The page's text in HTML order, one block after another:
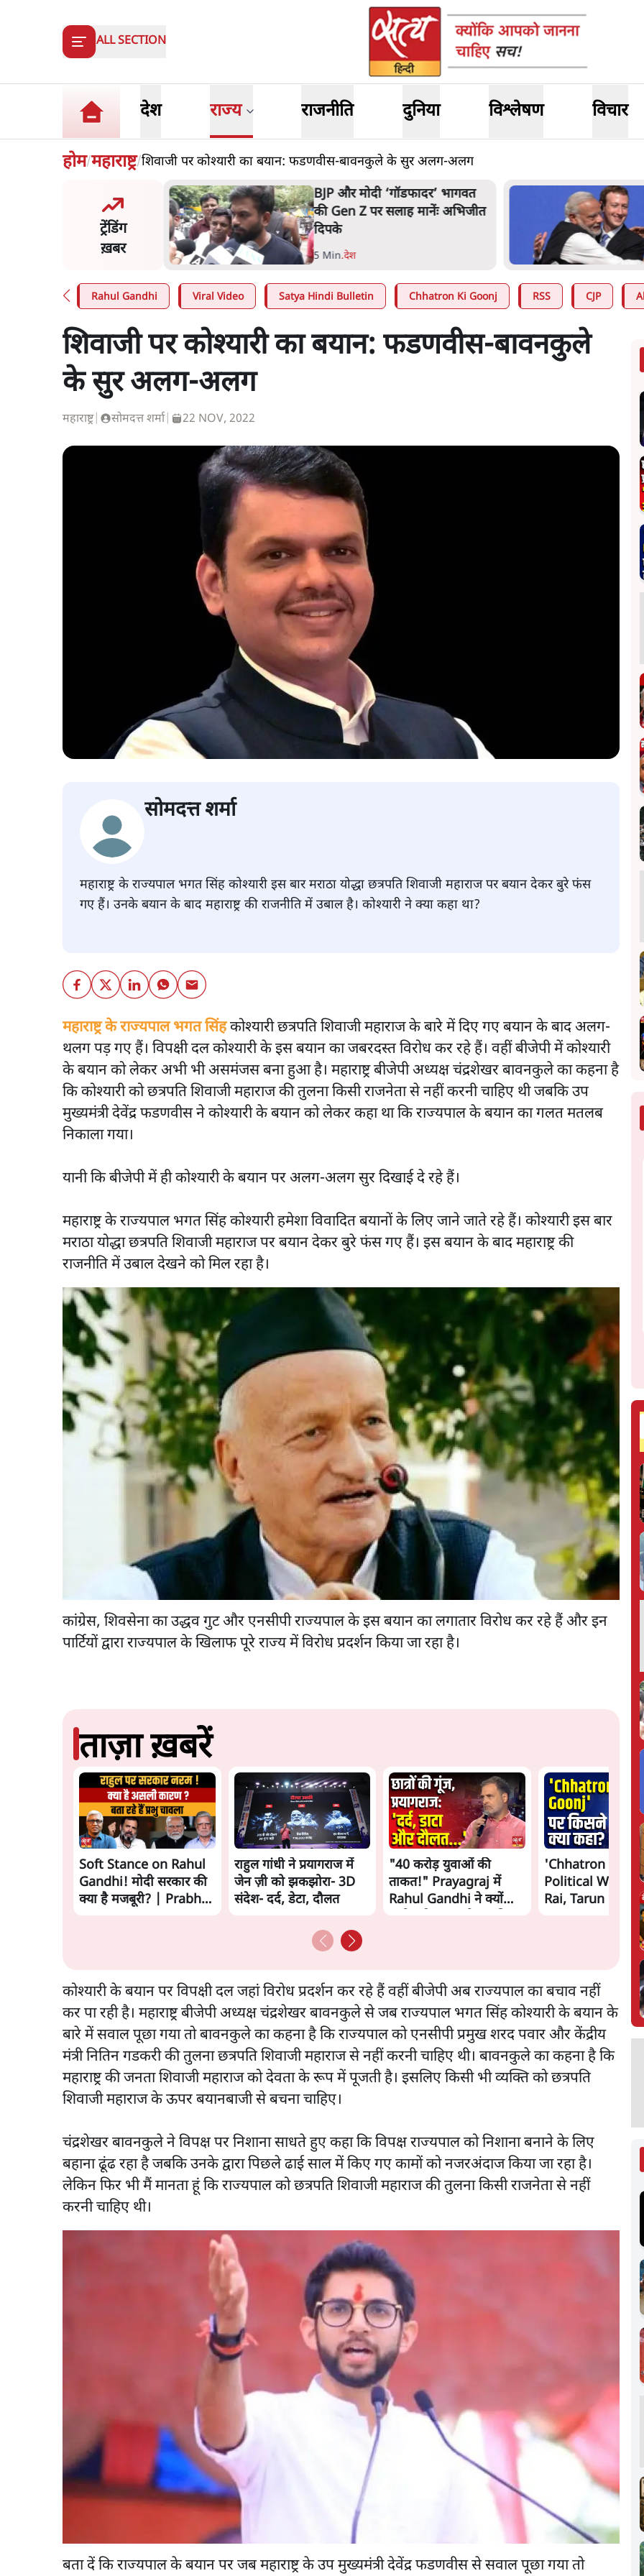
ALL SECTION
देश राज्य राजनीति दुनिया विश्लेषण विचार
होम/महाराष्ट्र/शिवाजी पर कोश्यारी का बयान: फडणवीस-बावनकुले के सुर अलग-अलग
ट्रेंडिंग
ख़बर
मोदी ‘गॉडफादर’ भागवत
Z पर सलाह मानेंः अभिजीत
मार्क ज़करबर्ग का माफीनामाः ये बहुत
अंदर की बात है
9 Min.विश्लेषण
Rahul Gandhi Viral Video Satya Hindi Bulletin Chhatron Ki Goonj RSS CJP
शिवाजी पर कोश्यारी का बयान: फडणवीस-बावनकुले
के सुर अलग-अलग
महाराष्ट्र| सोमदत्त शर्मा| 22 NOV, 2022
सोमदत्त शर्मा
महाराष्ट्र के राज्यपाल भगत सिंह कोश्यारी इस बार मराठा योद्धा छत्रपति शिवाजी महाराज पर बयान देकर बुरे फंस
गए हैं। उनके बयान के बाद महाराष्ट्र की राजनीति में उबाल है। कोश्यारी ने क्या कहा था?
महाराष्ट्र के राज्यपाल भगत सिंहकोश्यारी छत्रपति शिवाजी महाराज के बारे में दिए गए बयान के बाद अलग-
थलग पड़ गए हैं। विपक्षी दल कोश्यारी के इस बयान का जबरदस्त विरोध कर रहे हैं। वहीं बीजेपी में कोश्यारी
के बयान को लेकर अभी भी असमंजस बना हुआ है। महाराष्ट्र बीजेपी अध्यक्ष चंद्रशेखर बावनकुले का कहना है
कि कोश्यारी को छत्रपति शिवाजी महाराज की तुलना किसी राजनेता से नहीं करनी चाहिए थी जबकि उप
मुख्यमंत्री देवेंद्र फडणवीस ने कोश्यारी के बयान को लेकर कहा था कि राज्यपाल के बयान का गलत मतलब
निकाला गया।
यानी कि बीजेपी में ही कोश्यारी के बयान पर अलग-अलग सुर दिखाई दे रहे हैं।
महाराष्ट्र के राज्यपाल भगत सिंह कोश्यारी हमेशा विवादित बयानों के लिए जाने जाते रहे हैं। कोश्यारी इस बार
मराठा योद्धा छत्रपति शिवाजी महाराज पर बयान देकर बुरे फंस गए हैं। इस बयान के बाद महाराष्ट्र की
राजनीति में उबाल देखने को मिल रहा है।
कांग्रेस, शिवसेना का उद्धव गुट और एनसीपी राज्यपाल के इस बयान का लगातार विरोध कर रहे हैं और इन
पार्टियों द्वारा राज्यपाल के खिलाफ पूरे राज्य में विरोध प्रदर्शन किया जा रहा है।
ताज़ा ख़बरें
Soft Stance on Rahul
Gandhi! मोदी सरकार की
क्या है मजबूरी? | Prabhu
राहुल गांधी ने प्रयागराज में
जेन ज़ी को झकझोरा- 3D
संदेश- दर्द, डेटा, दौलत
"40 करोड़ युवाओं की
ताकत!" Prayagraj में
Rahul Gandhi ने क्यों
'Chhatron Ki
Political War!
Rai, Tarun
Shatrughan on
कोश्यारी के बयान पर विपक्षी दल जहां विरोध प्रदर्शन कर रहे हैं वहीं बीजेपी अब राज्यपाल का बचाव नहीं
कर पा रही है। महाराष्ट्र बीजेपी अध्यक्ष चंद्रशेखर बावनकुले से जब राज्यपाल भगत सिंह कोश्यारी के बयान के
बारे में सवाल पूछा गया तो बावनकुले का कहना है कि राज्यपाल को एनसीपी प्रमुख शरद पवार और केंद्रीय
मंत्री नितिन गडकरी की तुलना छत्रपति शिवाजी महाराज से नहीं करनी चाहिए थी। बावनकुले का कहना है कि
महाराष्ट्र की जनता शिवाजी महाराज को देवता के रूप में पूजती है। इसलिए किसी भी व्यक्ति को छत्रपति
शिवाजी महाराज के ऊपर बयानबाजी से बचना चाहिए।
चंद्रशेखर बावनकुले ने विपक्ष पर निशाना साधते हुए कहा कि विपक्ष राज्यपाल को निशाना बनाने के लिए
बहाना ढूंढ रहा है जबकि उनके द्वारा पिछले ढाई साल में किए गए कामों को नजरअंदाज किया जा रहा है।
लेकिन फिर भी मैं मानता हूं कि राज्यपाल को छत्रपति शिवाजी महाराज की तुलना किसी राजनेता से नहीं
करनी चाहिए थी।
बता दें कि राज्यपाल के बयान पर जब महाराष्ट्र के उप मुख्यमंत्री देवेंद्र फडणवीस से सवाल पूछा गया तो